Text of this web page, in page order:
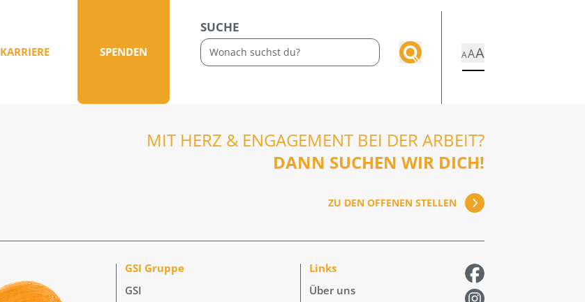
KARRIERE SPENDEN
SUCHE
AAA
MIT HERZ & ENGAGEMENT BEI DER ARBEIT?
DANN SUCHEN WIR DICH!
ZU DEN OFFENEN STELLEN
GSI Gruppe
GSI
Links
Über uns